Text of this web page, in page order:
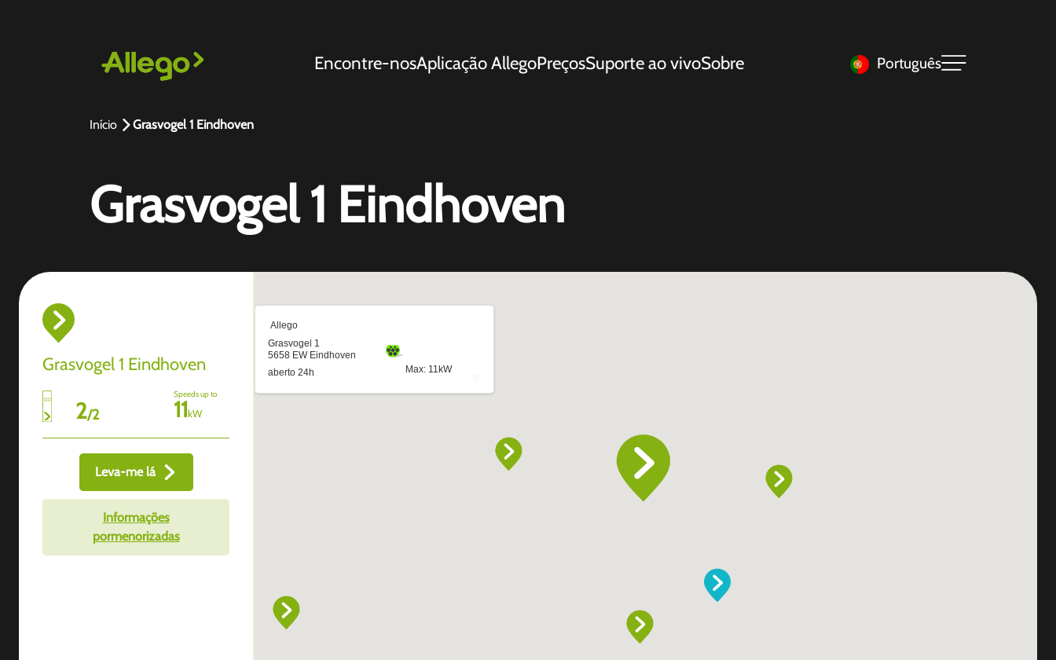
Encontre-nosAplicação AllegoPreçosSuporte ao vivoSobre Português
Início Grasvogel 1 Eindhoven
Grasvogel 1 Eindhoven
Grasvogel 1 Eindhoven
2/2
Speeds up to
11kW
Leva-me lá
Informações
pormenorizadas